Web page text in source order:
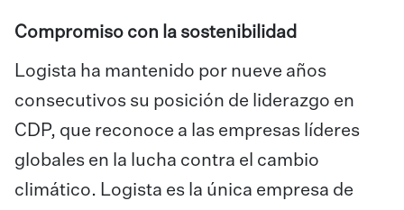
Compromiso con la sostenibilidad
Logista ha mantenido por nueve años
consecutivos su posición de liderazgo en
CDP, que reconoce a las empresas líderes
globales en la lucha contra el cambio
climático. Logista es la única empresa de